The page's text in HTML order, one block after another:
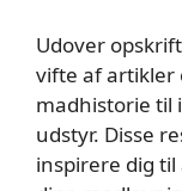
Udover
vifte af artikler
madhistorie til
udstyr. Disse
inspirere dig